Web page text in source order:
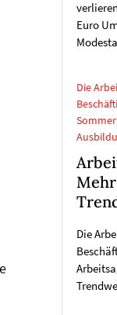
Euro
Die
Die